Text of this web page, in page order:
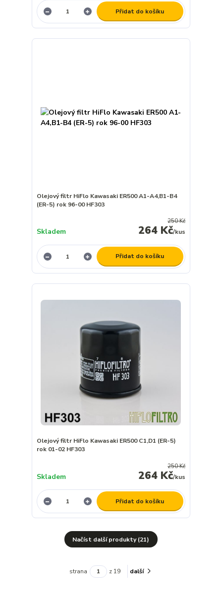
Přidat do košíku
Olejový filtr HiFlo Kawasaki ER500 A1-A4,B1-B4
(ER-5) rok 96-00 HF303
250 Kč
264 Kč/kus
Skladem
Přidat do košíku
Olejový filtr HiFlo Kawasaki ER500 C1,D1 (ER-5)
rok 01-02 HF303
250 Kč
264 Kč/kus
Skladem
Přidat do košíku
Načíst další produkty (21)
strana z 19 další